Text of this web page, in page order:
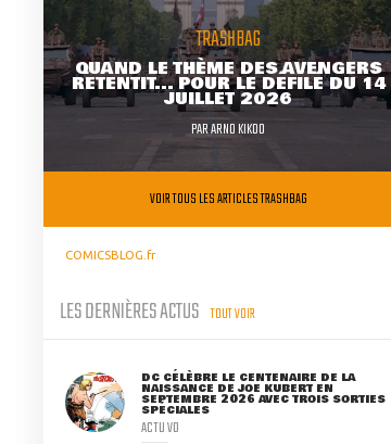
TRASHBAG
QUAND LE THÈME DES AVENGERS
RETENTIT... POUR LE DÉFILÉ DU 14
JUILLET 2026
PARARNO KIKOO
VOIR TOUS LES ARTICLES TRASHBAG
COMICSBLOG.fr
LES DERNIÈRES ACTUS TOUT VOIR
DC CÉLÈBRE LE CENTENAIRE DE LA
NAISSANCE DE JOE KUBERT EN
SEPTEMBRE 2026 AVEC TROIS SORTIES
SPÉCIALES
ACTU VO